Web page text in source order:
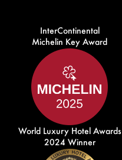
InterContinental
Michelin Key Award
World Luxury Hotel Awards
2024 Winner